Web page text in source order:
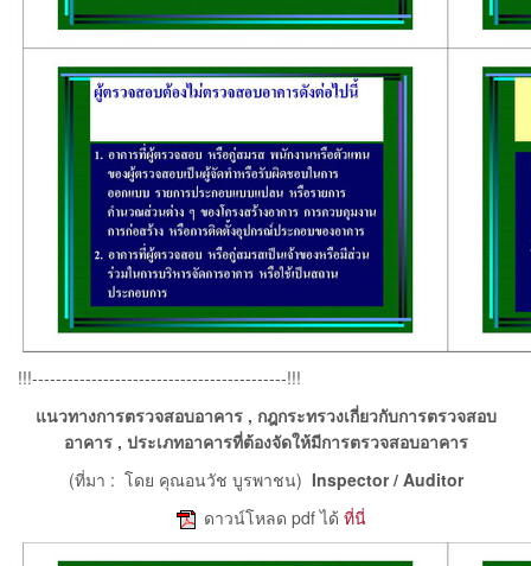
!!!-------------------------------------------!!!
แนวทางการตรวจสอบอาคาร , กฎกระทรวงเกี่ยวกับการตรวจสอบ
อาคาร , ประเภทอาคารที่ต้องจัดให้มีการตรวจสอบอาคาร
(ที่มา : โดย คุณอนวัช บูรพาชน) Inspector / Auditor
ดาวน์โหลด pdf ได้ ที่นี่